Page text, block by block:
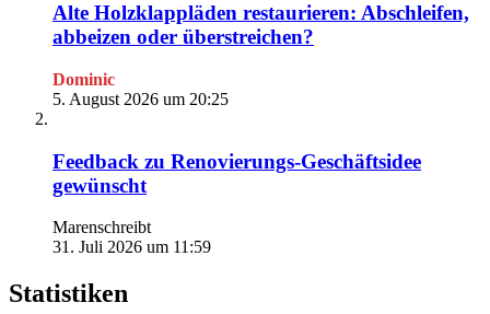
Alte Holzklappläden restaurieren: Abschleifen,
abbeizen oder überstreichen?
Dominic
5. August 2026 um 20:25
Feedback zu Renovierungs-Geschäftsidee
gewünscht
Marenschreibt
31. Juli 2026 um 11:59
Statistiken